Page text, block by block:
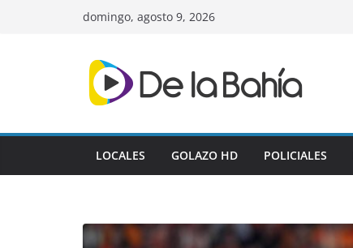
domingo, agosto 9, 2026
LOCALES GOLAZO HD POLICIALES